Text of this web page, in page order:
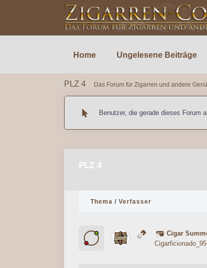
Home Ungelesene Beiträge
PLZ 4 Das Forum für Zigarren und andere
Benutzer, die gerade dieses Forum
PLZ 4
Thema / Verfasser
Cigar
Cigarficionado_95
0 Bewertung(en) - 0 1